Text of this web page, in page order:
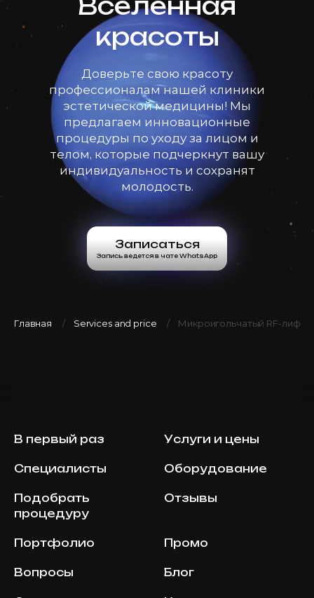
красоты
Доверьте свою красоту
профессионалам нашей клиники
эстетической медицины! Мы
предлагаем инновационные
процедуры по уходу за лицом и
телом, которые подчеркнут вашу
индивидуальность и сохранят
молодость.
Записаться
Запись ведется в чате WhatsApp
Главная Services and price Микроигольчатый RF-
В первый раз Услуги и цены
Специалисты Оборудование
Подобрать
процедуру
Отзывы
Портфолио Промо
Вопросы Блог